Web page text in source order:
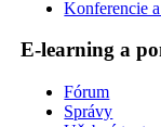
Konferencie
E-learning a
Fórum
Správy